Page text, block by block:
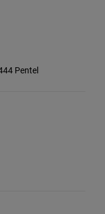
Pentel